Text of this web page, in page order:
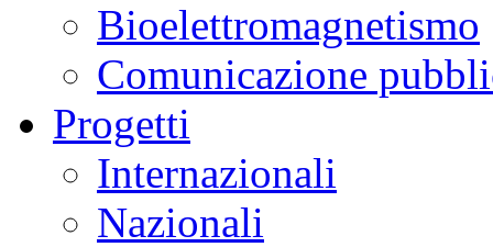
Bioelettromagnetismo
Comunicazione
Progetti
Internazionali
Nazionali